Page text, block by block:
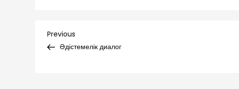
Навигация
Previous
Post
Previous
Әдістемелік диалог